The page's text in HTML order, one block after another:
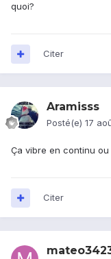
quoi?
Citer
Aramisss
Posté(e) 17
Ça vibre en continu
Citer